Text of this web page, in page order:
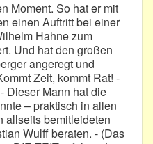
Moment. So hat er mit
einen Auftritt bei einer
Hahne zum
Und hat den großen
angeregt und
Zeit, kommt Rat! -
Dieser Mann hat die
– praktisch in allen
allseits bemitleideten
Wulff beraten. - (Das